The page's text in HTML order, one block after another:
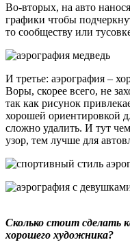
Во-вторых, на авто
графики чтобы
то сообществу или
И третье: аэрография –
Воры, скорее всего, не
так как рисунок
хорошей ориентировкой
сложно удалить. И тут
узор, тем лучше для
Сколько стоит сделать
хорошего художника?